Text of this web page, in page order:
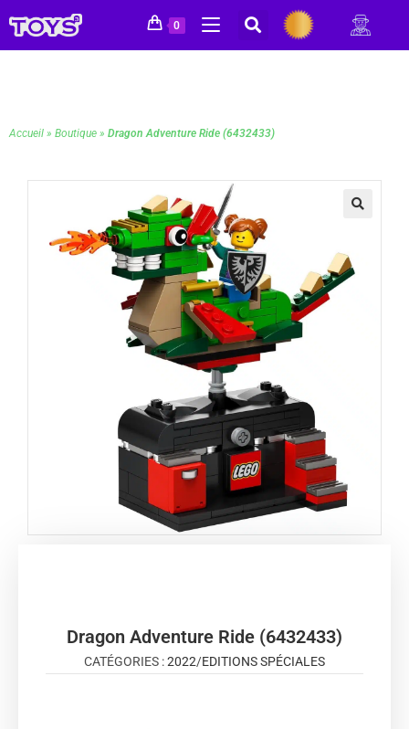
0
Accueil » Boutique » Dragon Adventure Ride (6432433)
Dragon Adventure Ride (6432433)
CATÉGORIES :2022/EDITIONS SPÉCIALES